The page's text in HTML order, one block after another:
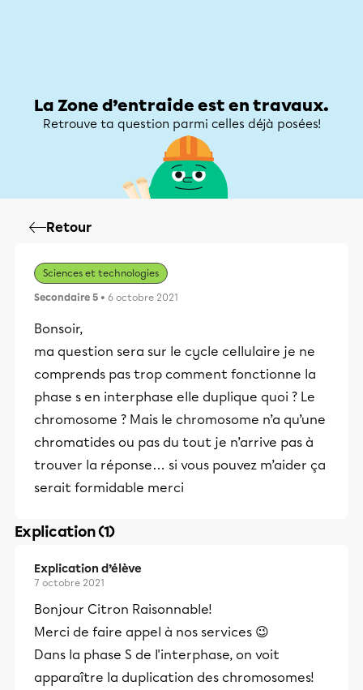
La Zone d’entraide est en travaux.
Retrouve ta question parmi celles déjà posées!
Retour
Sciences et technologies
Secondaire 5 • 6 octobre 2021
Bonsoir,
ma question sera sur le cycle cellulaire je ne
comprends pas trop comment fonctionne la
phase s en interphase elle duplique quoi ? Le
chromosome ? Mais le chromosome n’a qu’une
chromatides ou pas du tout je n’arrive pas à
trouver la réponse… si vous pouvez m’aider ça
serait formidable merci
Explication (1)
Explication d’élève
7 octobre 2021
Bonjour Citron Raisonnable!
Merci de faire appel à nos services 😉
Dans la phase S de l'interphase, on voit
apparaître la duplication des chromosomes!